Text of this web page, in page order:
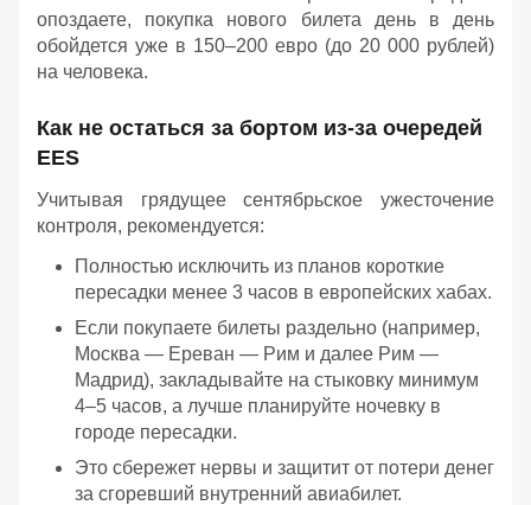
опоздаете, покупка нового билета день в день
обойдется уже в 150–200 евро (до 20 000 рублей)
на человека.
Как не остаться за бортом из-за очередей
EES
Учитывая грядущее сентябрьское ужесточение
контроля, рекомендуется:
Полностью исключить из планов короткие
пересадки менее 3 часов в европейских хабах.
Если покупаете билеты раздельно (например,
Москва — Ереван — Рим и далее Рим —
Мадрид), закладывайте на стыковку минимум
4–5 часов, а лучше планируйте ночевку в
городе пересадки.
Это сбережет нервы и защитит от потери денег
за сгоревший внутренний авиабилет.